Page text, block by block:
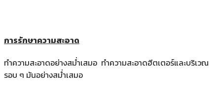
การรักษาความสะอาด
ทำความสะอาดอย่างสม่ำเสมอ ทำความสะอาดฮีตเตอร์และบริเวณ
รอบ ๆ มันอย่างสม่ำเสมอ